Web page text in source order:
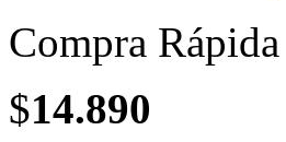
Compra
$14.890